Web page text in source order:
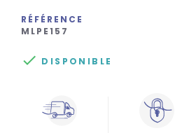
RÉFÉRENCE
MLPE157
 DISPONIBLE